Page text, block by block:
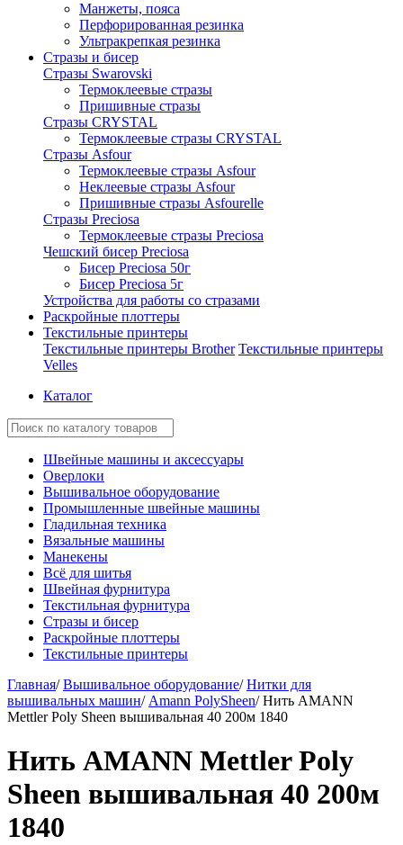
Манжеты, пояса
Перфорированная резинка
Ультракрепкая резинка
Стразы и бисер
Стразы Swarovski
Термоклеевые стразы
Пришивные стразы
Стразы CRYSTAL
Термоклеевые стразы CRYSTAL
Стразы Asfour
Термоклеевые стразы Asfour
Неклеевые стразы Asfour
Пришивные стразы Asfourelle
Стразы Preciosa
Термоклеевые стразы Preciosa
Чешский бисер Preciosa
Бисер Preciosa 50г
Бисер Preciosa 5г
Устройства для работы со стразами
Раскройные плоттеры
Текстильные принтеры
Текстильные принтеры Brother Текстильные принтеры
Velles
Каталог
Швейные машины и аксессуары
Оверлоки
Вышивальное оборудование
Промышленные швейные машины
Гладильная техника
Вязальные машины
Манекены
Всё для шитья
Швейная фурнитура
Текстильная фурнитура
Стразы и бисер
Раскройные плоттеры
Текстильные принтеры
Главная/ Вышивальное оборудование/ Нитки для
вышивальных машин/ Amann PolySheen/ Нить AMANN
Mettler Poly Sheen вышивальная 40 200м 1840
Нить AMANN Mettler Poly
Sheen вышивальная 40 200м
1840